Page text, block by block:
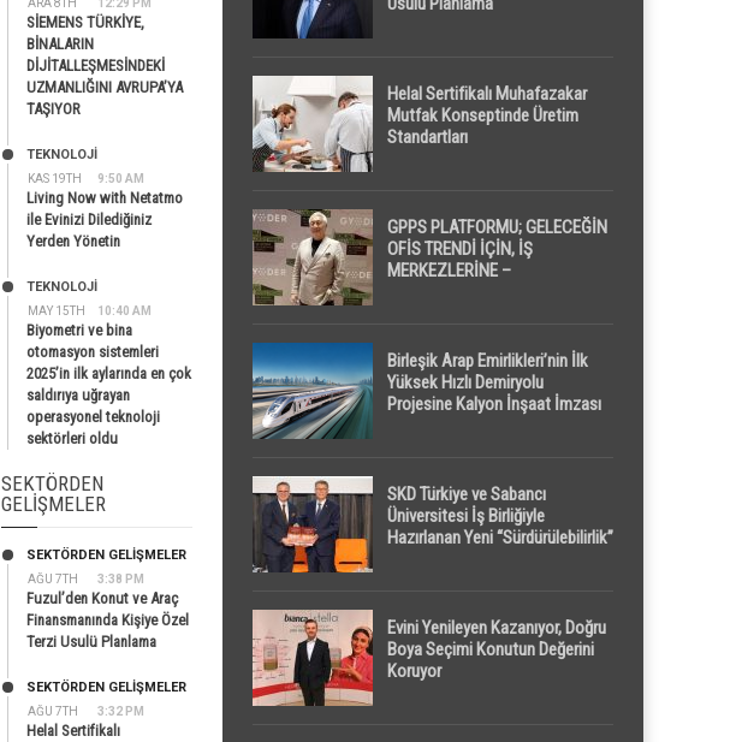
ARA 8TH 12:29 PM
SİEMENS TÜRKİYE,
BİNALARIN
DİJİTALLEŞMESİNDEKİ
UZMANLIĞINI AVRUPA’YA
TAŞIYOR
KAS 19TH 9:50 AM
TEKNOLOJİ
Living Now with Netatmo
ile Evinizi Dilediğiniz
Yerden Yönetin
MAY 15TH 10:40 AM
TEKNOLOJİ
Biyometri ve bina
otomasyon sistemleri
2025’in ilk aylarında en çok
saldırıya uğrayan
operasyonel teknoloji
sektörleri oldu
SEKTÖRDEN
GELIŞMELER
AĞU 7TH 3:38 PM
SEKTÖRDEN GELIŞMELER
Fuzul’den Konut ve Araç
Finansmanında Kişiye Özel
Terzi Usulü Planlama
AĞU 7TH 3:32 PM
SEKTÖRDEN GELIŞMELER
Helal Sertifikalı
Helal Sertifikalı Muhafazakar
Mutfak Konseptinde Üretim
Standartları
GPPS PLATFORMU; GELECEĞİN
OFİS TRENDİ İÇİN, İŞ
MERKEZLERİNE –
Birleşik Arap Emirlikleri’nin İlk
Yüksek Hızlı Demiryolu
Projesine Kalyon İnşaat İmzası
SKD Türkiye ve Sabancı
Üniversitesi İş Birliğiyle
Hazırlanan Yeni “Sürdürülebilirlik”
Evini Yenileyen Kazanıyor, Doğru
Boya Seçimi Konutun Değerini
Koruyor